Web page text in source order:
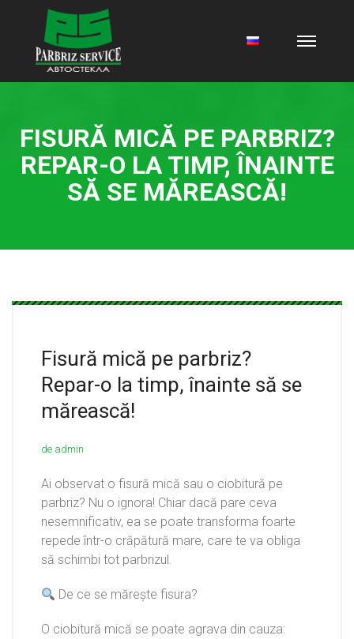
FISURĂ MICĂ PE PARBRIZ?
REPAR-O LA TIMP, ÎNAINTE
SĂ SE MĂREASCĂ!
Fisură mică pe parbriz?
Repar-o la timp, înainte să se
mărească!
de admin
Ai observat o fisură mică sau o ciobitură pe
parbriz? Nu o ignora! Chiar dacă pare ceva
nesemnificativ, ea se poate transforma foarte
repede într-o crăpătură mare, care te va obliga
să schimbi tot parbrizul.
De ce se mărește fisura?
O ciobitură mică se poate agrava din cauza: